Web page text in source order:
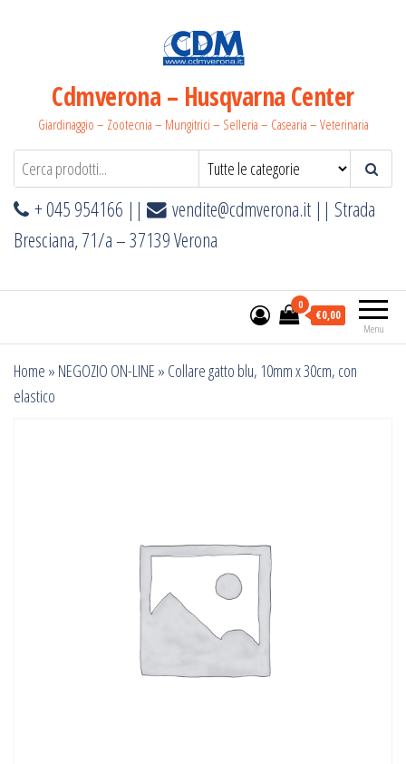
Cdmverona – Husqvarna Center
Giardinaggio – Zootecnia – Mungitrici – Selleria – Casearia – Veterinaria
+ 045 954166 || vendite@cdmverona.it || Strada
Bresciana, 71/a – 37139 Verona
Menu
0
€0,00
Home » NEGOZIO ON-LINE » Collare gatto blu, 10mm x 30cm, con
elastico